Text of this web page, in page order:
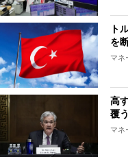
ト
を
マネ
高
覆
マネ